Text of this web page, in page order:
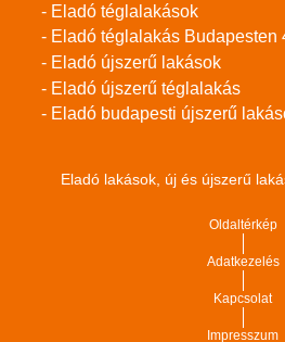
- Eladó téglalakások
- Eladó téglalakás Budapesten
- Eladó újszerű lakások
- Eladó újszerű téglalakás
- Eladó budapesti újszerű
Eladó lakások, új és újszerű
Oldaltérkép
Adatkezelés
Kapcsolat
Impresszum